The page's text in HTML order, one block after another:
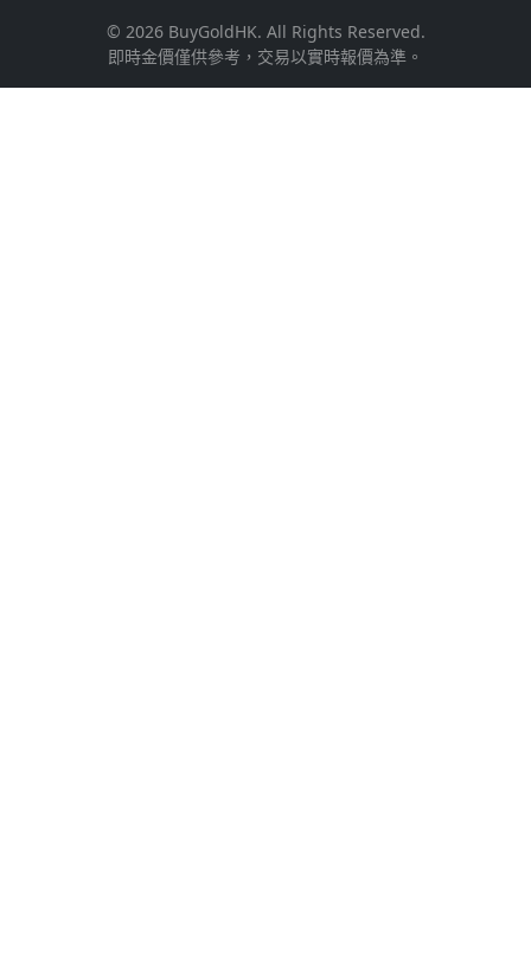
© 2026 BuyGoldHK. All Rights Reserved.
即時金價僅供參考，交易以實時報價為準。